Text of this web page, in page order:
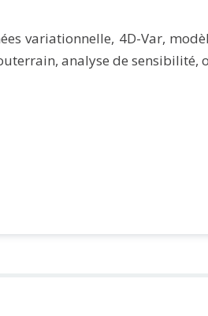
variationnelle, 4D-Var,
analyse de sensibilité,